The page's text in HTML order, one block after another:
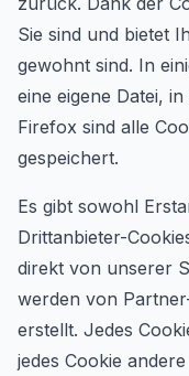
Sie sind und bietet
gewohnt sind. In
eine eigene Datei,
Firefox sind alle
gespeichert.
Es gibt sowohl
Drittanbieter-
direkt von unserer
werden von
erstellt. Jedes
jedes Cookie